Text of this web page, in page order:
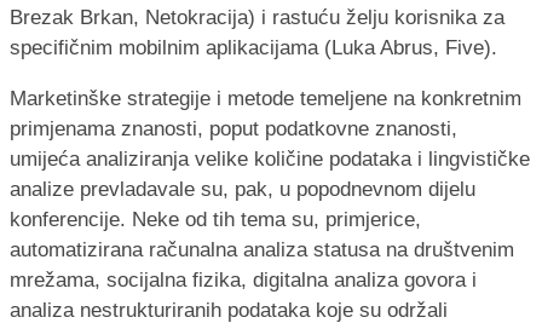
Brezak Brkan, Netokracija) i rastuću želju korisnika za
specifičnim mobilnim aplikacijama (Luka Abrus, Five).
Marketinške strategije i metode temeljene na konkretnim
primjenama znanosti, poput podatkovne znanosti,
umijeća analiziranja velike količine podataka i lingvističke
analize prevladavale su, pak, u popodnevnom dijelu
konferencije. Neke od tih tema su, primjerice,
automatizirana računalna analiza statusa na društvenim
mrežama, socijalna fizika, digitalna analiza govora i
analiza nestrukturiranih podataka koje su održali